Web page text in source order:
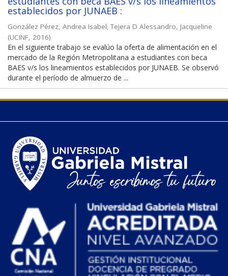
establecidos por JUNAEB :
González Pérez, Andrea Isabel; Tejera D Alessandro, Jacqueline
(UCINF, 2016)
En el siguiente trabajo se evalúo la oferta de alimentación en el
mercado de la Región Metropolitana a estudiantes con beca
BAES v/s los lineamientos establecidos por JUNAEB. Se observó
durante el período de almuerzo de ...